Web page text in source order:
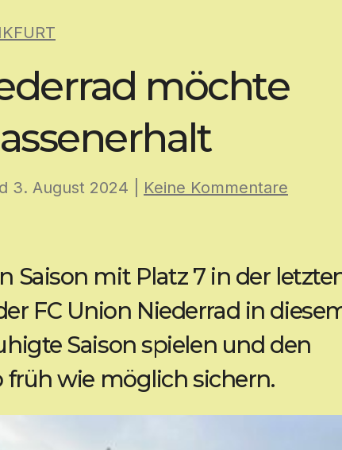
möchte
3. August 2024 Keine Kommentare
Saison mit Platz 7 in der
FC Union Niederrad in
Saison spielen und den
früh wie möglich sichern.